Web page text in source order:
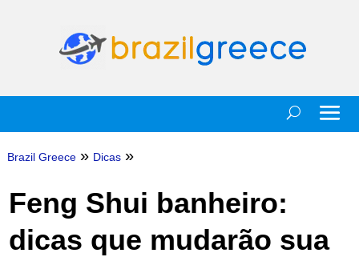
Brazil Greece » Dicas »
Feng Shui banheiro:
dicas que mudarão sua